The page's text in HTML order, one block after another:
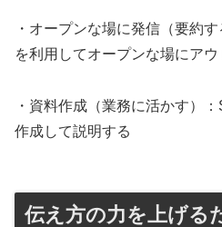
・オープンな場に発信（要約
を利用してオープンな場にアウ
・資料作成（業務に活かす）
作成して説明する
伝え方の力を上げる